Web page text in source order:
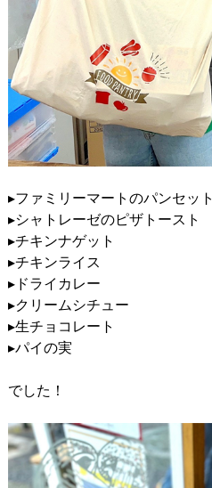
▸ファミリーマートのパンセット
▸シャトレーゼのピザトースト
▸チキンナゲット
▸チキンライス
▸ドライカレー
▸クリームシチュー
▸生チョコレート
▸パイの実
でした！